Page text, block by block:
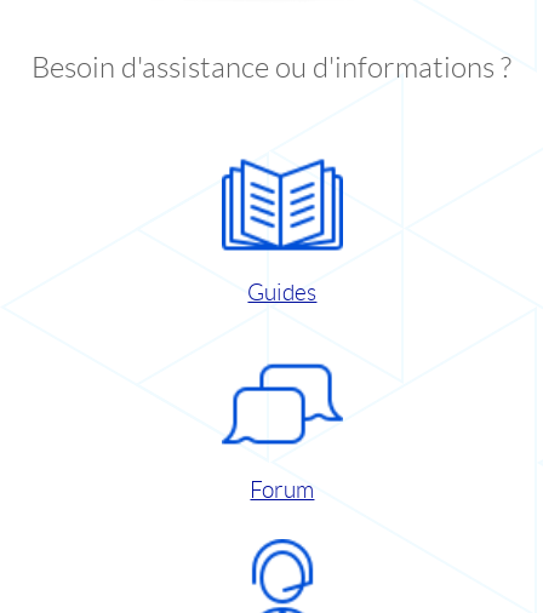
Besoin d'assistance ou d'informations ?
Guides
Forum